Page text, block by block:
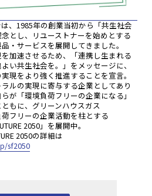
、1985年の創業当初から「共生社会
とし、リユーストナーを始めとする
・サービスを展開してきました。
加速させるため、「連携し生まれる
よい共生社会を。」をメッセージに、
現をより強く推進することを宣言。
ルの実現に寄与する企業としてあり
が「環境負荷フリーの企業になる」
もに、グリーンハウスガス
荷フリーの企業活動を柱とする
2050」を展開中。
2050の詳細は
sf2050